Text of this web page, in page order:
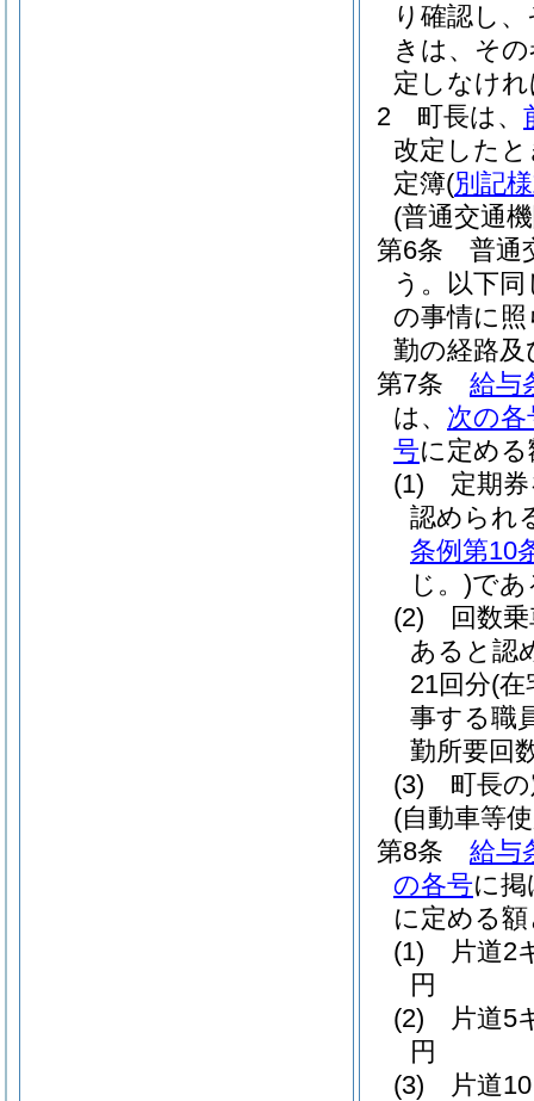
り確認し
きは、そ
定しなけ
2
町長は、
改定した
定簿(別記
(普通交通
第6条
普通
う。以下同
の事情に
勤の経路
第7条
給与
は、 次の各
号に定め
(1)
定期
認められ
条例第10
じ。)であ
(2)
回数
あると認
21回分(在
事する職
勤所要回
(3)
町長
(自動車等
第8条
給与
の各号に
に定める
(1)
片道2
円
(2)
片道5
円
(3)
片道